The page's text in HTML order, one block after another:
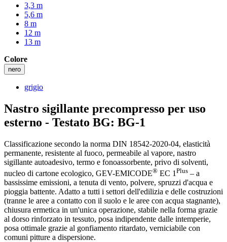
3,3 m
5,6 m
8 m
12 m
13 m
Colore
nero
grigio
Nastro sigillante precompresso per uso
esterno - Testato BG: BG-1
Classificazione secondo la norma DIN 18542-2020-04, elasticità
permanente, resistente al fuoco, permeabile al vapore, nastro
sigillante autoadesivo, termo e fonoassorbente, privo di solventi,
nucleo di cartone ecologico, GEV-EMICODE® EC 1 Plus – a
bassissime emissioni, a tenuta di vento, polvere, spruzzi d'acqua e
pioggia battente. Adatto a tutti i settori dell'edilizia e delle costruzioni
(tranne le aree a contatto con il suolo e le aree con acqua stagnante),
chiusura ermetica in un'unica operazione, stabile nella forma grazie
al dorso rinforzato in tessuto, posa indipendente dalle intemperie,
posa ottimale grazie al gonfiamento ritardato, verniciabile con
comuni pitture a dispersione.